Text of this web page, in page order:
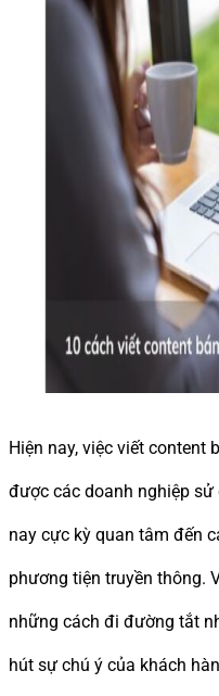
Hiện nay, việc viết content
được các doanh nghiệp
nay cực kỳ quan tâm đến
phương tiện truyền thông.
những cách đi đường tắt
hút sự chú ý của khách